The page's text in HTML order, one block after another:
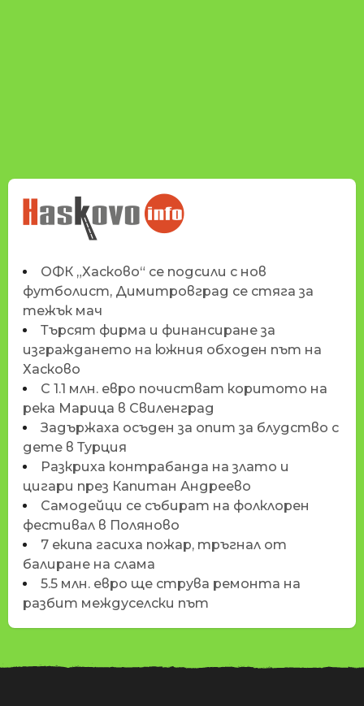
НОВИНИТЕ НА
HASKOVO.INFO
ОФК „Хасково“ се подсили с нов
футболист, Димитровград се стяга за
тежък мач
Търсят фирма и финансиране за
изграждането на южния обходен път на
Хасково
С 1.1 млн. евро почистват коритото на
река Марица в Свиленград
Задържаха осъден за опит за блудство с
дете в Турция
Разкриха контрабанда на злато и
цигари през Капитан Андреево
Самодейци се събират на фолклорен
фестивал в Поляново
7 екипа гасиха пожар, тръгнал от
балиране на слама
5.5 млн. евро ще струва ремонта на
разбит междуселски път